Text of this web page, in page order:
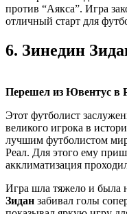
против “Аякса”. Игра
отличный старт для
6. Зинедин
Перешел из Ювентус в
Этот футболист
великого игрока в
лучшим футболистом
Реал. Для этого ему
акклиматизация
Игра шла тяжело и была
Зидан забивал голы